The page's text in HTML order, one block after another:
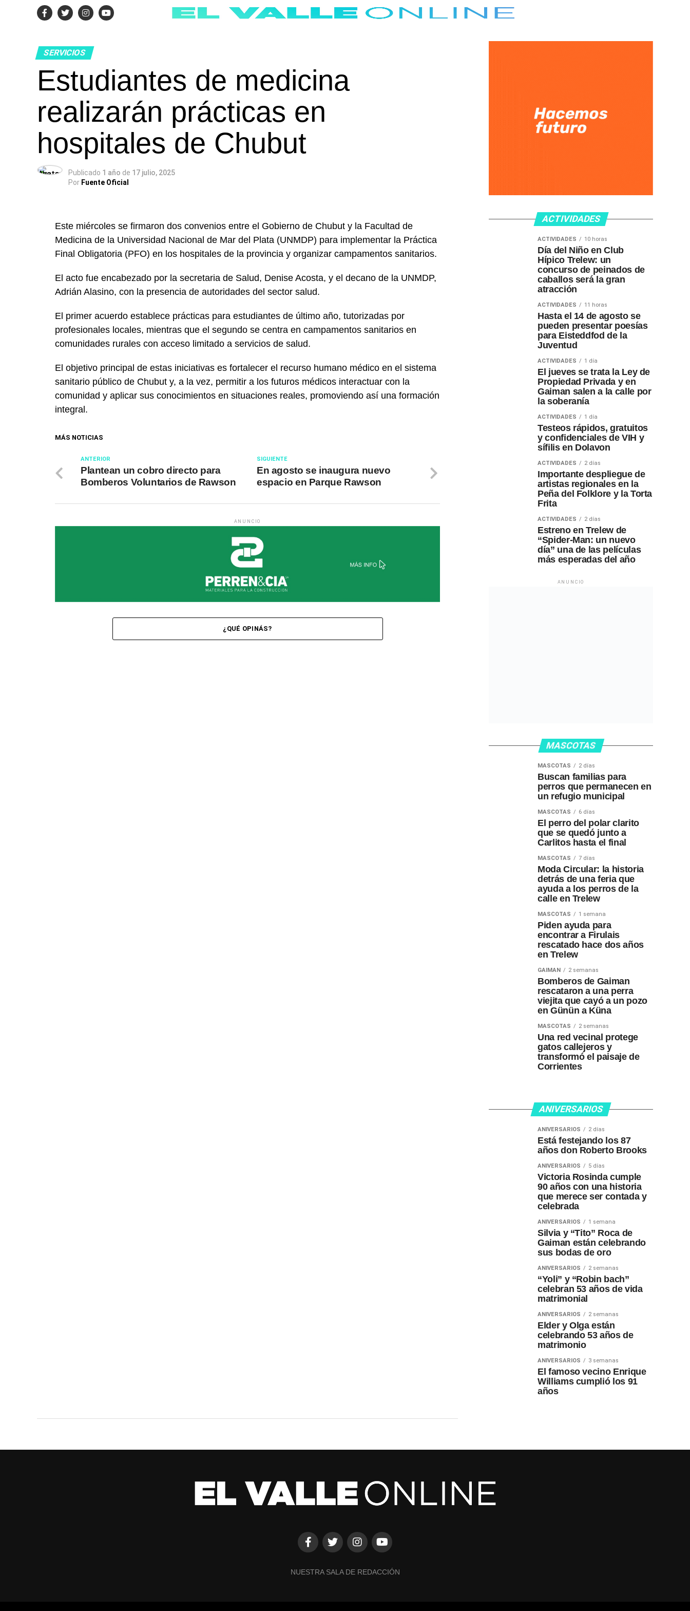
SERVICIOS
Estudiantes de medicina
realizarán prácticas en
hospitales de Chubut
Publicado 1 año de 17 julio, 2025
Por Fuente Oficial
Este miércoles se firmaron dos convenios entre el Gobierno de Chubut y la Facultad de
Medicina de la Universidad Nacional de Mar del Plata (UNMDP) para implementar la Práctica
Final Obligatoria (PFO) en los hospitales de la provincia y organizar campamentos sanitarios.
El acto fue encabezado por la secretaria de Salud, Denise Acosta, y el decano de la UNMDP,
Adrián Alasino, con la presencia de autoridades del sector salud.
El primer acuerdo establece prácticas para estudiantes de último año, tutorizadas por
profesionales locales, mientras que el segundo se centra en campamentos sanitarios en
comunidades rurales con acceso limitado a servicios de salud.
El objetivo principal de estas iniciativas es fortalecer el recurso humano médico en el sistema
sanitario público de Chubut y, a la vez, permitir a los futuros médicos interactuar con la
comunidad y aplicar sus conocimientos en situaciones reales, promoviendo así una formación
integral.
MÁS NOTICIAS
SIGUIENTE
En agosto se inaugura nuevo
espacio en Parque Rawson
ANTERIOR
Plantean un cobro directo para
Bomberos Voluntarios de Rawson
ANUNCIO
¿QUÉ OPINÁS?
ACTIVIDADES
ACTIVIDADES 10 horas
Día del Niño en Club
Hípico Trelew: un
concurso de peinados de
caballos será la gran
atracción
ACTIVIDADES 11 horas
Hasta el 14 de agosto se
pueden presentar poesías
para Eisteddfod de la
Juventud
ACTIVIDADES 1 día
El jueves se trata la Ley de
Propiedad Privada y en
Gaiman salen a la calle por
la soberanía
ACTIVIDADES 1 día
Testeos rápidos, gratuitos
y confidenciales de VIH y
sífilis en Dolavon
ACTIVIDADES 2 días
Importante despliegue de
artistas regionales en la
Peña del Folklore y la Torta
Frita
ACTIVIDADES 2 días
Estreno en Trelew de
“Spider-Man: un nuevo
día” una de las películas
más esperadas del año
ANUNCIO
MASCOTAS
MASCOTAS 2 días
Buscan familias para
perros que permanecen en
un refugio municipal
MASCOTAS 6 días
El perro del polar clarito
que se quedó junto a
Carlitos hasta el final
MASCOTAS 7 días
Moda Circular: la historia
detrás de una feria que
ayuda a los perros de la
calle en Trelew
MASCOTAS 1 semana
Piden ayuda para
encontrar a Firulais
rescatado hace dos años
en Trelew
GAIMAN 2 semanas
Bomberos de Gaiman
rescataron a una perra
viejita que cayó a un pozo
en Günün a Küna
MASCOTAS 2 semanas
Una red vecinal protege
gatos callejeros y
transformó el paisaje de
Corrientes
ANIVERSARIOS
ANIVERSARIOS 2 días
Está festejando los 87
años don Roberto Brooks
ANIVERSARIOS 5 días
Victoria Rosinda cumple
90 años con una historia
que merece ser contada y
celebrada
ANIVERSARIOS 1 semana
Silvia y “Tito” Roca de
Gaiman están celebrando
sus bodas de oro
ANIVERSARIOS 2 semanas
“Yoli” y “Robin bach”
celebran 53 años de vida
matrimonial
ANIVERSARIOS 2 semanas
Elder y Olga están
celebrando 53 años de
matrimonio
ANIVERSARIOS 3 semanas
El famoso vecino Enrique
Williams cumplió los 91
años
NUESTRA SALA DE REDACCIÓN